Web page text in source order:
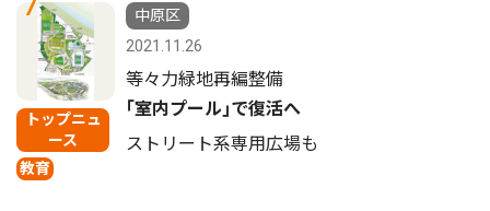
トップニュ
ース
教育
中原区
2021.11.26
等々力緑地再編整備
｢室内プール｣で復活へ
ストリート系専用広場も